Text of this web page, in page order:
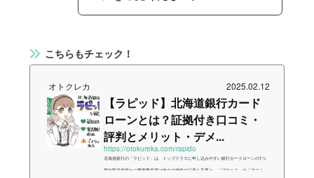
こちらもチェック！
オトクレカ 2025.02.12
【ラピッド】北海道銀行カード
ローンとは？証拠付き口コミ・
評判とメリット・デメ...
https://otokureka.com/rapido
北海道銀行の「ラピッド」は、トップクラスに申し込みやすい銀行カードローンの1つ。
最短即日融資かつ審査難易度は低めで道銀の口座も不要と、「プロミス」や「アコム」